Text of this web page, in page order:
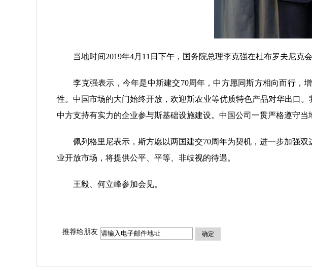
当地时间2019年4月11日下午，国务院总理李克强在杜布罗夫尼克会
李克强表示，今年是中斯建交70周年，中方愿同斯方相向而行，
性。中国市场的大门始终开放，欢迎斯农业等优质特色产品对华出口
中方支持有实力的企业参与斯基础设施建设。中国公司一贯严格遵守
佩列格里尼表示，斯方愿以两国建交70周年为契机，进一步加强双
业开放市场，将提供公平、平等、非歧视的待遇。
王毅、何立峰参加会见。
推荐给朋友 确定